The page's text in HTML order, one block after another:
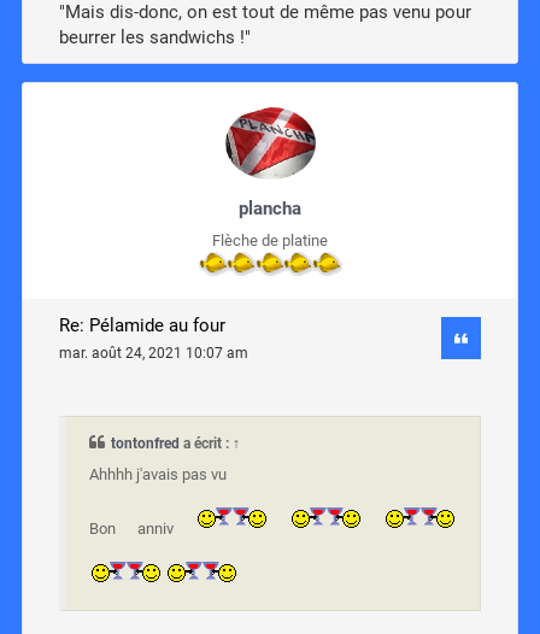
"Mais dis-donc, on est tout de même pas venu pour
beurrer les sandwichs !"
plancha
Flèche de platine
Re: Pélamide au four
mar. août 24, 2021 10:07 am
tontonfred a écrit : ↑
Ahhhh j'avais pas vu
Bon anniv